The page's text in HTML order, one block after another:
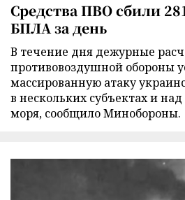
Средства ПВО сбили
БПЛА за день
В течение дня дежурные
противовоздушной обороны
массированную атаку
в нескольких субъектах и
моря, сообщило Минобороны.